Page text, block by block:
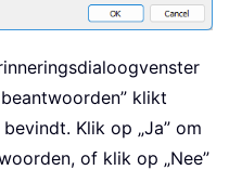
klikt
Klik op „Ja” om
of klik op „Nee”